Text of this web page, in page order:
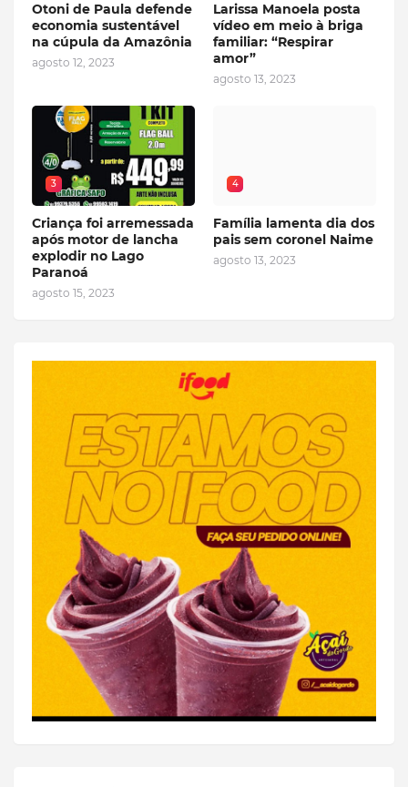
Otoni de Paula defende
economia sustentável
na cúpula da Amazônia
agosto 12, 2023
Larissa Manoela posta
vídeo em meio à briga
familiar: “Respirar
amor”
agosto 13, 2023
3
Criança foi arremessada
após motor de lancha
explodir no Lago
Paranoá
agosto 15, 2023
4
Família lamenta dia dos
pais sem coronel Naime
agosto 13, 2023